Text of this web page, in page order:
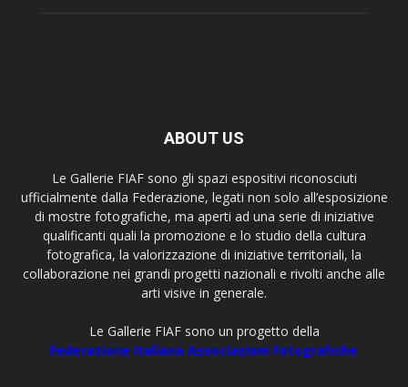
ABOUT US
Le Gallerie FIAF sono gli spazi espositivi riconosciuti
ufficialmente dalla Federazione, legati non solo all’esposizione
di mostre fotografiche, ma aperti ad una serie di iniziative
qualificanti quali la promozione e lo studio della cultura
fotografica, la valorizzazione di iniziative territoriali, la
collaborazione nei grandi progetti nazionali e rivolti anche alle
arti visive in generale.
Le Gallerie FIAF sono un progetto della
Federazione Italiana Associazioni Fotografiche